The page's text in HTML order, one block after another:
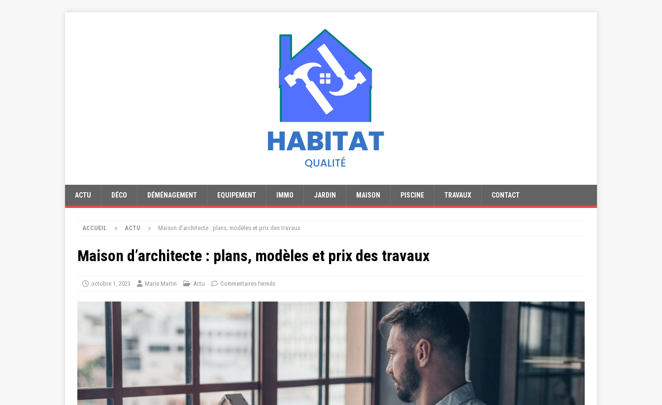
ACTU DÉCO DÉMÉNAGEMENT EQUIPEMENT IMMO JARDIN MAISON PISCINE TRAVAUX CONTACT
ACCUEIL ACTU Maison d’architecte : plans, modèles et prix des travaux
Maison d’architecte : plans, modèles et prix des travaux
octobre 1, 2023 Marie Martin Actu Commentaires fermés